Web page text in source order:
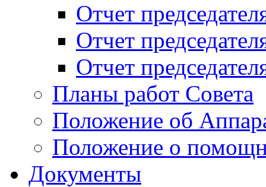
Отчет
Отчет
Отчет
Планы работ Совета
Положение об
Положение о
Документы